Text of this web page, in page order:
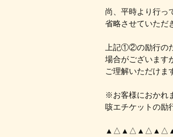
尚、平時より行っ
省略させていただ
上記①②の励行の
場合がございます
ご理解いただけま
※お客様におかれ
咳エチケットの励